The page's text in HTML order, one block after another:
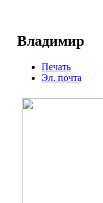
Владимир
Печать
Эл. почта